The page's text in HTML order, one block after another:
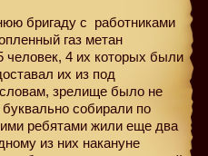
бригаду с работниками
газ метан
человек, 4 их которых были
их из под
зрелище было не
собирали по
ребятами жили еще два
из них накануне